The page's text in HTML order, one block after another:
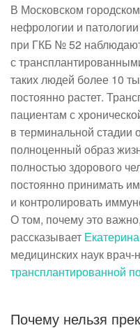
В Московском
нефрологии и
при ГКБ № 52
с
таких людей более 10
постоянно растет.
пациентам с
в терминальной стадии
полноценный образ
полностью здорового
постоянно принимать
и контролировать
О том, почему это
рассказывает
медицинских наук
трансплантированной
Почему нельзя